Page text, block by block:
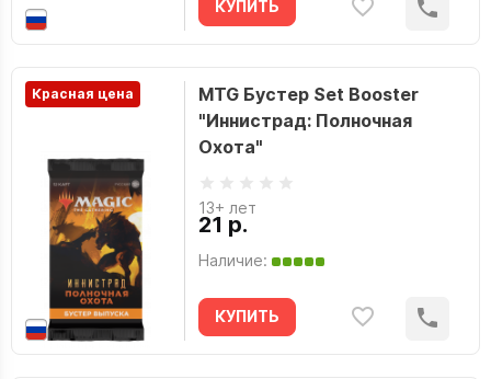
КУПИТЬ
Красная цена
MTG Бустер Set Booster
"Иннистрад: Полночная
Охота"
13+ лет
21 р.
Наличие:
КУПИТЬ